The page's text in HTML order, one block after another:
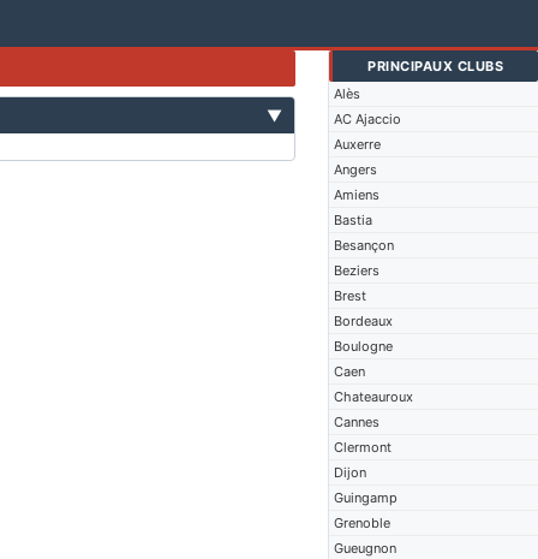
PRINCIPAUX CLUBS
Alès
AC Ajaccio
Auxerre
Angers
Amiens
Bastia
Besançon
Beziers
Brest
Bordeaux
Boulogne
Caen
Chateauroux
Cannes
Clermont
Dijon
Guingamp
Grenoble
Gueugnon
▼